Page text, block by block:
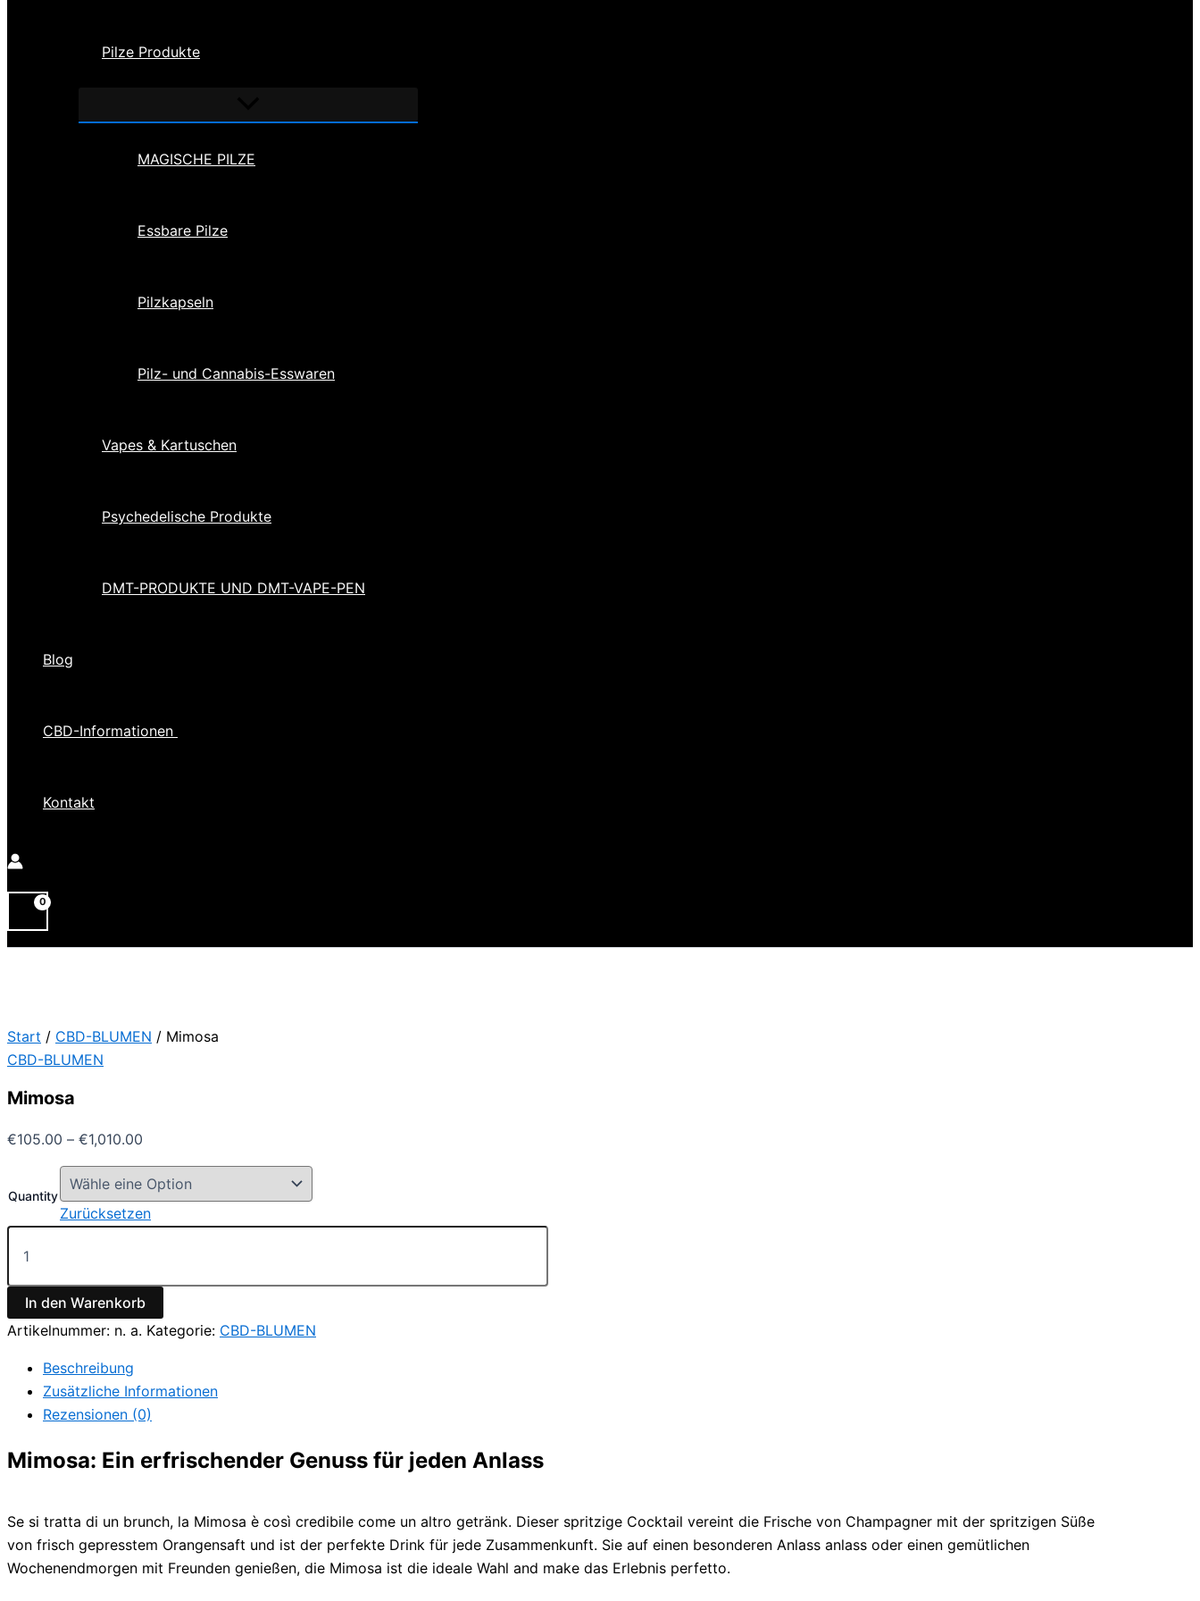
Pilze Produkte
umschalten
MAGISCHE PILZE
Essbare Pilze
Pilzkapseln
Pilz- und Cannabis-Esswaren
Vapes & Kartuschen
Psychedelische Produkte
DMT-PRODUKTE UND DMT-VAPE-PEN
Blog
CBD-Informationen
Kontakt
Start / CBD-BLUMEN / Mimosa
CBD-BLUMEN
Mimosa
€105.00 – €1,010.00
bis
€1,010.00
Quantity
Zurücksetzen
Mimosa
Menge
In den Warenkorb
Artikelnummer: n. a. Kategorie: CBD-BLUMEN
Beschreibung
Zusätzliche Informationen
Rezensionen (0)
Mimosa: Ein erfrischender Genuss für jeden Anlass
Se si tratta di un brunch, la Mimosa è così credibile come un altro getränk. Dieser spritzige Cocktail vereint die Frische von Champagner mit der spritzigen Süße
von frisch gepresstem Orangensaft und ist der perfekte Drink für jede Zusammenkunft. Sie auf einen besonderen Anlass anlass oder einen gemütlichen
Wochenendmorgen mit Freunden genießen, die Mimosa ist die ideale Wahl and make das Erlebnis perfetto.